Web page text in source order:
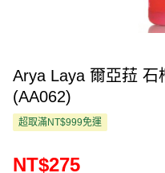
Arya Laya 爾亞菈 石
(AA062)
超取滿NT$999免運
NT$275